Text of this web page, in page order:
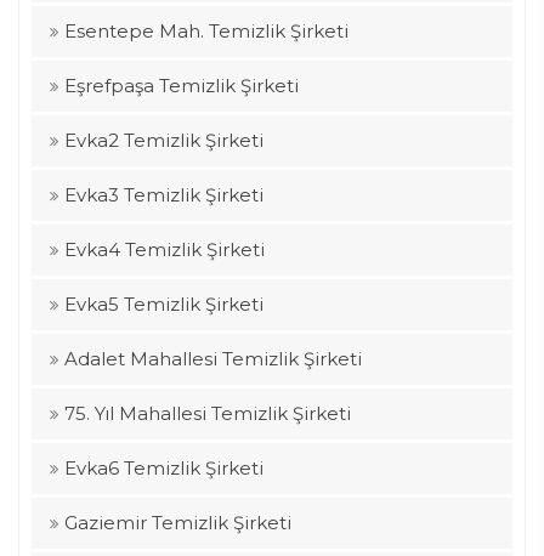
Esentepe Mah. Temizlik Şirketi
Eşrefpaşa Temizlik Şirketi
Evka2 Temizlik Şirketi
Evka3 Temizlik Şirketi
Evka4 Temizlik Şirketi
Evka5 Temizlik Şirketi
Adalet Mahallesi Temizlik Şirketi
75. Yıl Mahallesi Temizlik Şirketi
Evka6 Temizlik Şirketi
Gaziemir Temizlik Şirketi